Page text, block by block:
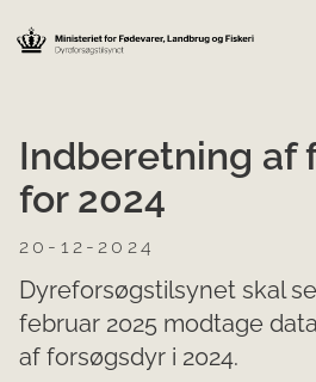
Indberetning af
for 2024
20-12-2024
Dyreforsøgstilsynet skal
februar 2025 modtage
af forsøgsdyr i 2024.